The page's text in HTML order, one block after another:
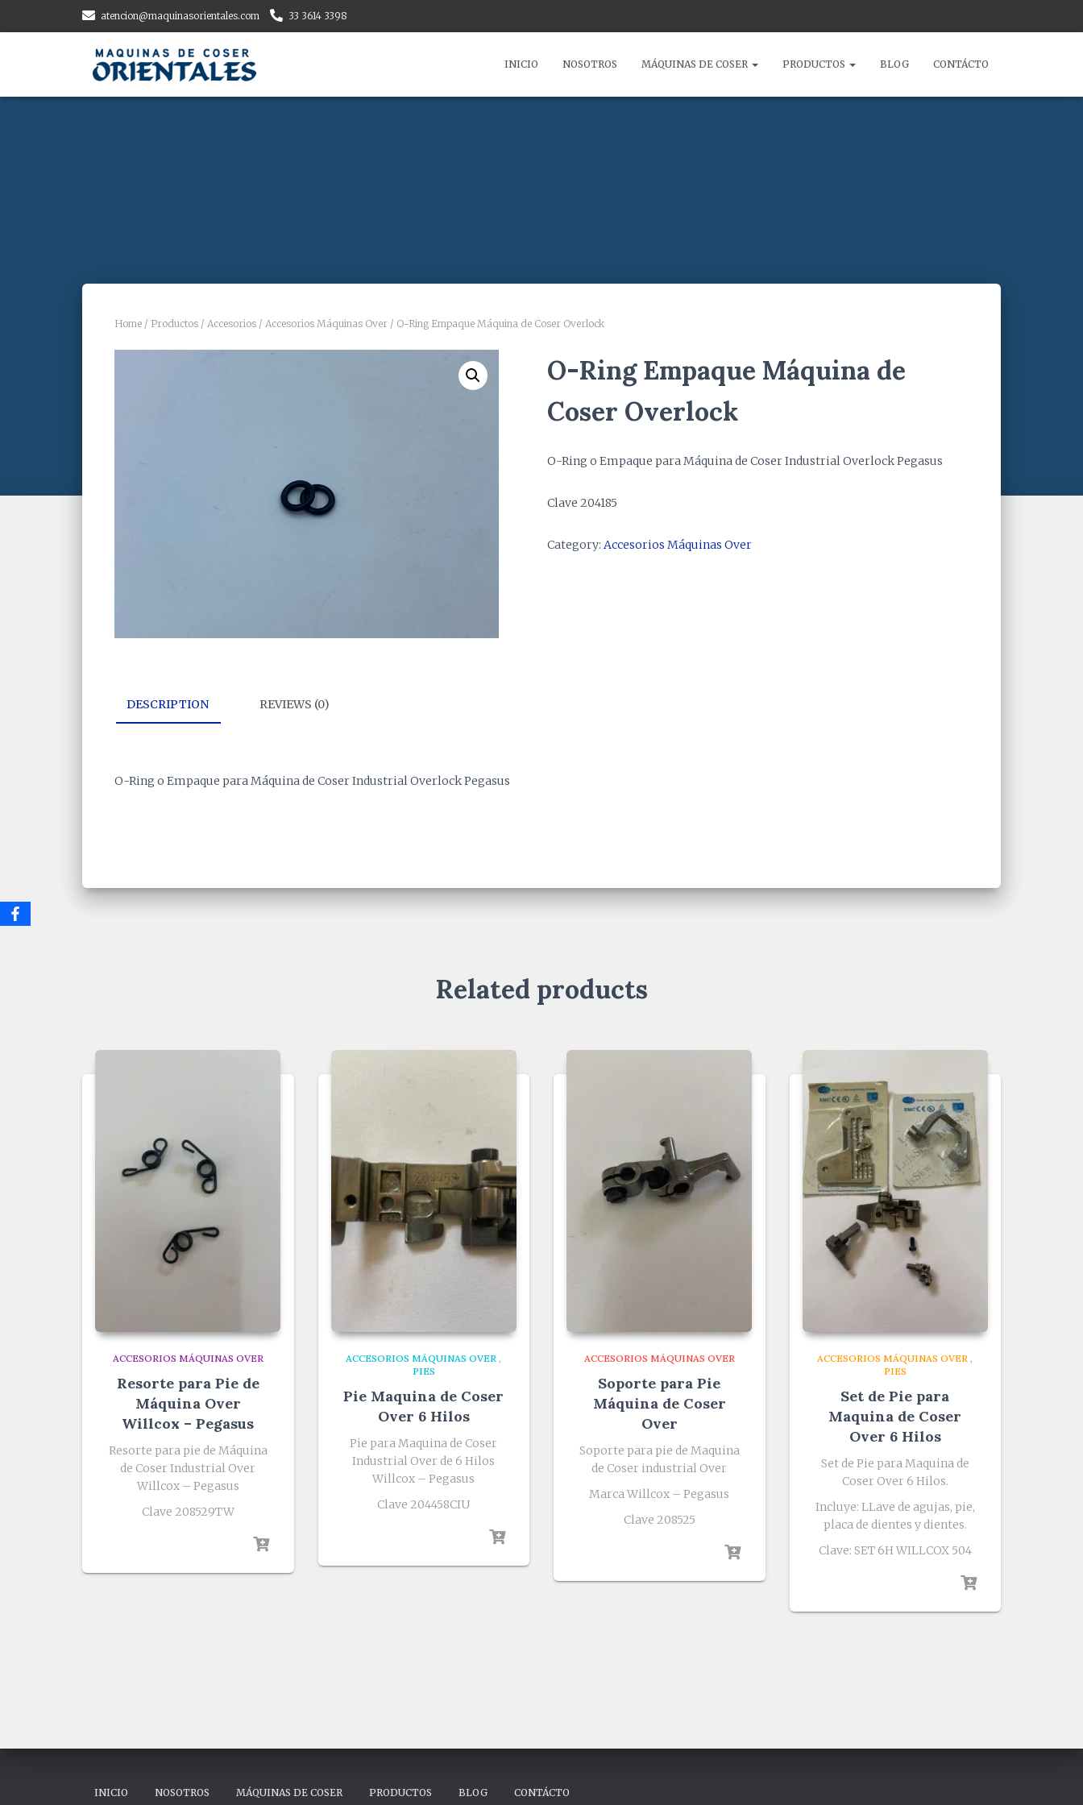
atencion@maquinasorientales.com 33 3614 3398
INICIO NOSOTROS MÁQUINAS DE COSER PRODUCTOS BLOG CONTÁCTO
Home / Productos / Accesorios / Accesorios Máquinas Over / O-Ring Empaque Máquina de Coser Overlock
O-Ring Empaque Máquina de
Coser Overlock
O-Ring o Empaque para Máquina de Coser Industrial Overlock Pegasus
Clave 204185
Category: Accesorios Máquinas Over
DESCRIPTION REVIEWS (0)
O-Ring o Empaque para Máquina de Coser Industrial Overlock Pegasus
Related products
ACCESORIOS MÁQUINAS OVER
Resorte para Pie de
Máquina Over
Willcox – Pegasus
Resorte para pie de Máquina
de Coser Industrial Over
Willcox – Pegasus
Clave 208529TW
ACCESORIOS MÁQUINAS OVER
PIES
Pie Maquina de Coser
Over 6 Hilos
Pie para Maquina de Coser
Industrial Over de 6 Hilos
Willcox – Pegasus
Clave 204458CIU
ACCESORIOS MÁQUINAS OVER
Soporte para Pie
Máquina de Coser
Over
Soporte para pie de Maquina
de Coser industrial Over
Marca Willcox – Pegasus
Clave 208525
ACCESORIOS MÁQUINAS OVER
PIES
Set de Pie para
Maquina de Coser
Over 6 Hilos
Set de Pie para Maquina de
Coser Over 6 Hilos.
Incluye: LLave de agujas, pie,
placa de dientes y dientes.
Clave: SET 6H WILLCOX 504
INICIO NOSOTROS MÁQUINAS DE COSER PRODUCTOS BLOG CONTÁCTO